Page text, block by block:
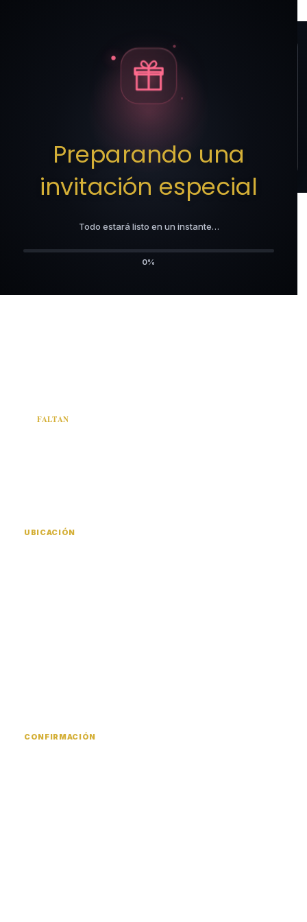
Preparando una
invitación especial
Todo estará listo en un instante…
0%
Te invitamos a un
momento especial
Abrir invitación